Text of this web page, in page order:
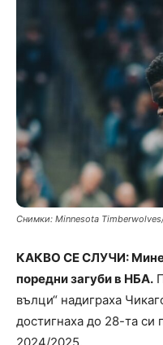
Снимки: Minnesota
КАКВО СЕ СЛУЧИ:
поредни загуби в НБА.
вълци“ надиграха
достигнаха до 28-та си